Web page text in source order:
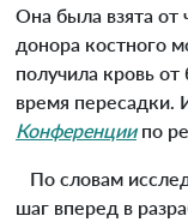
Она была взята от
донора костного
получила кровь
время пересадки.
Конференциипо
По словам
шаг вперед в